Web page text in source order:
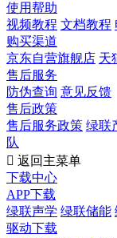
使用帮助
视频教程 文档教程
购买渠道
京东自营旗舰店 天
售后服务
防伪查询 意见反馈
售后政策
售后服务政策 绿联
队
 返回主菜单
下载中心
APP下载
绿联声学 绿联储能
驱动下载